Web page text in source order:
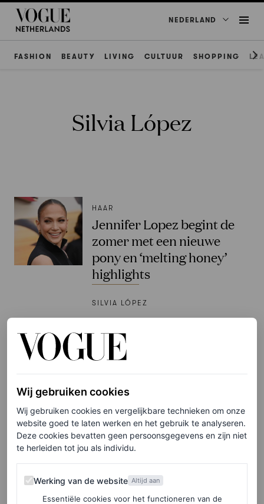
NEDERLAND
FASHION BEAUTY LIVING CULTUUR SHOPPING
Silvia López
HAAR
Jennifer Lopez begint de
zomer met een nieuwe
pony en ‘melting honey’
highlights
SILVIA LÓPEZ
FASHION NIEUWS
Kendall Jenner ruilt een
LBD in voor een wit jurkje
SILVIA LÓPEZ
PARTNERSHIP
Deze nieuwe campagne
geschoten door
gerenommeerd fotograaf
Wij gebruiken cookies
Wij gebruiken cookies en vergelijkbare technieken om onze
website goed te laten werken en het gebruik te analyseren.
Deze cookies bevatten geen persoonsgegevens en zijn niet
te herleiden tot jou als individu.
Werking van de website
Werking van de website Altijd aan
Essentiële cookies voor het functioneren van de